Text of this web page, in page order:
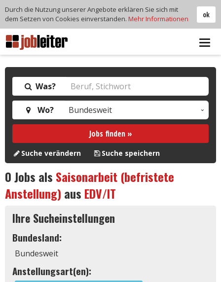
Was?
Wo?
Jobs finden »
Suche verändern Suche speichern
0Jobs als Saisonarbeit (befristete
Anstellung) aus EDV/IT
Ihre Sucheinstellungen
Bundesland:
Bundesweit
Anstellungsart(en):
ok
Durch die Nutzung unserer Angebote erklären Sie sich mit
dem Setzen von Cookies einverstanden. Mehr Informationen